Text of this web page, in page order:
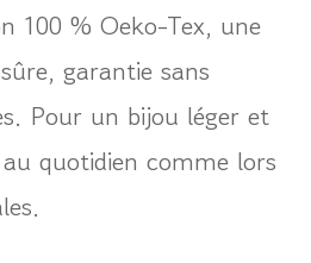
100 % Oeko-Tex, une
garantie sans
Pour un bijou léger et
quotidien comme lors